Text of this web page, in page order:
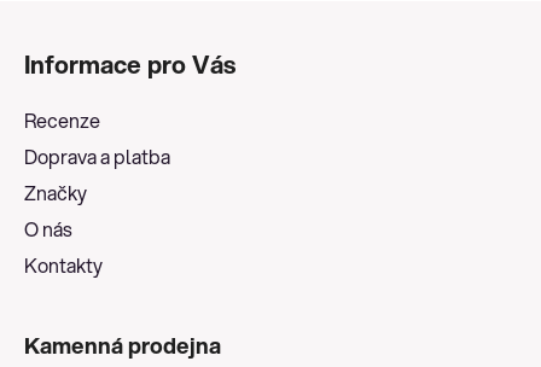
Informace pro Vás
Recenze
Doprava a platba
Značky
O nás
Kontakty
Kamenná prodejna